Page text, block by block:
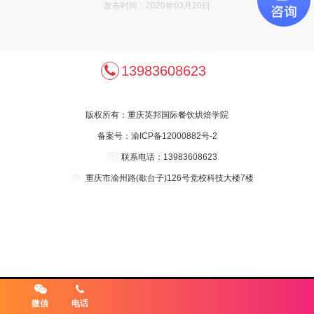
发布时间：2020年03月20日
13983608623
版权所有： 重庆英邦国际餐饮烘焙学院
备案号： 渝ICP备12000882号-2
联系电话：13983608623
重庆市渝州路(歇台子)126号党校科技大楼7楼
微信 电话